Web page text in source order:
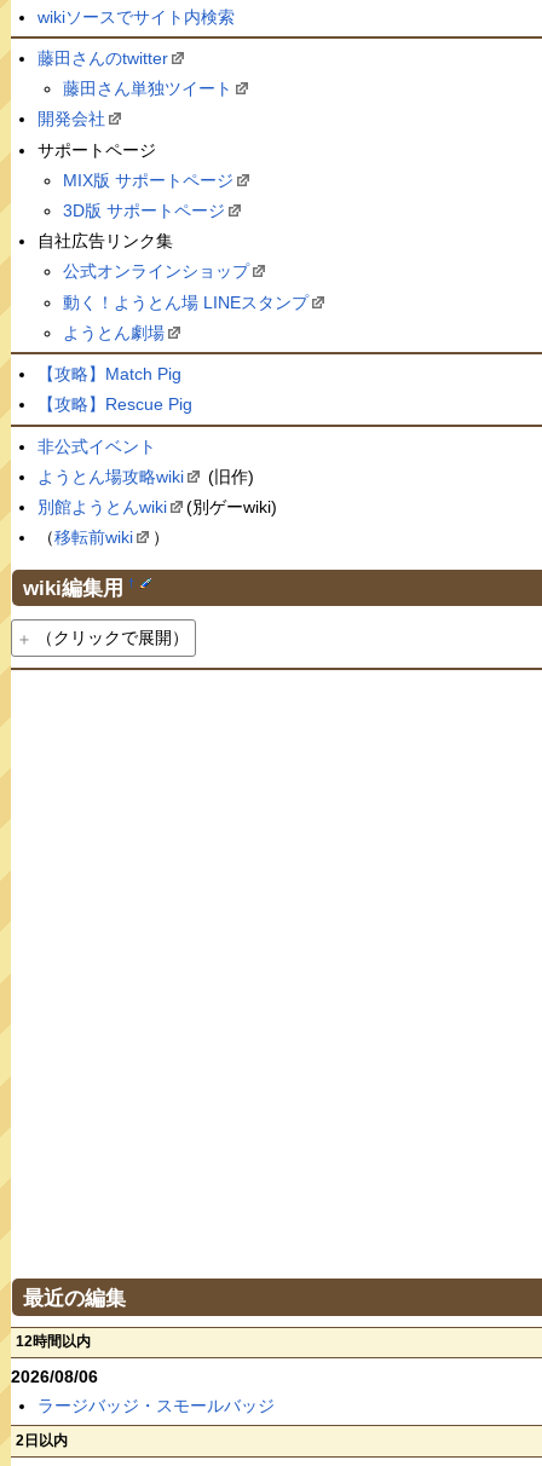
wikiソースでサイト内検索
藤田さんのtwitter
藤田さん単独ツイート
開発会社
サポートページ
MIX版 サポートページ
3D版 サポートページ
自社広告リンク集
公式オンラインショップ
動く！ようとん場 LINEスタンプ
ようとん劇場
【攻略】Match Pig
【攻略】Rescue Pig
非公式イベント
ようとん場攻略wiki
(旧作)
別館ようとんwiki
(別ゲーwiki)
（移転前wiki ）
wiki編集用 †
（クリックで展開）
最近の編集
12時間以内
2026/08/06
ラージバッジ・スモールバッジ
2日以内